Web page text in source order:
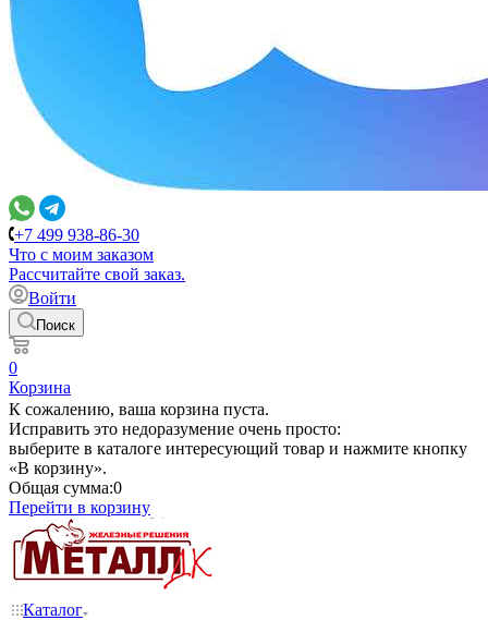
+7 499 938-86-30
Что с моим заказом
Расcчитайте свой заказ.
Войти
Поиск
0
Корзина
К сожалению, ваша корзина пуста.
Исправить это недоразумение очень просто:
выберите в каталоге интересующий товар и нажмите кнопку
«В корзину».
Общая сумма:0
Перейти в корзину
Каталог